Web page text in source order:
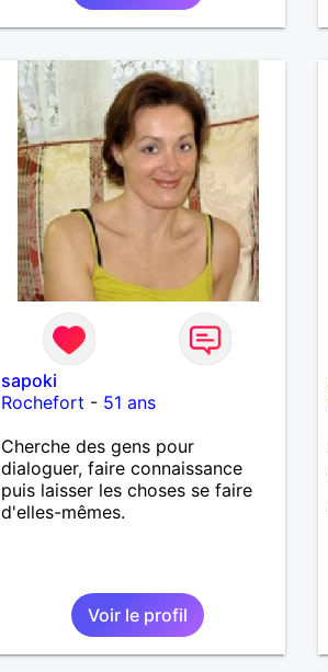
sapoki
Rochefort - 51 ans
Cherche des gens pour
dialoguer, faire connaissance
puis laisser les choses se faire
d'elles-mêmes.
Voir le profil